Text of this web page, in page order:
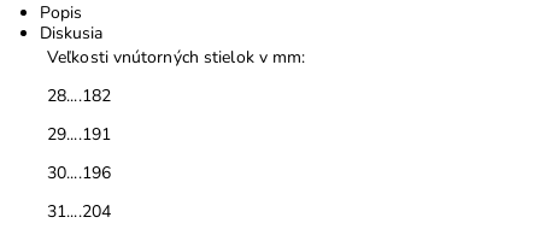
Popis
Diskusia
Veľkosti vnútorných stielok v mm:
28....182
29....191
30....196
31....204